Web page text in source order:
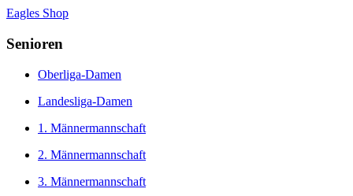
Eagles Shop
Senioren
Oberliga-Damen
Landesliga-Damen
1. Männermannschaft
2. Männermannschaft
3. Männermannschaft